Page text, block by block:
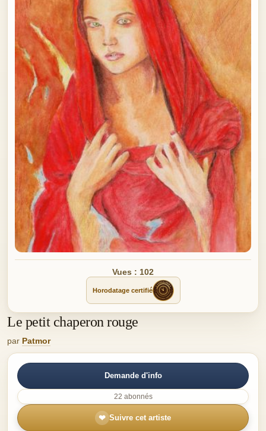
Vues : 102
Horodatage certifié
Le petit chaperon rouge
par Patmor
Demande d'info
22 abonnés
❤ Suivre cet artiste